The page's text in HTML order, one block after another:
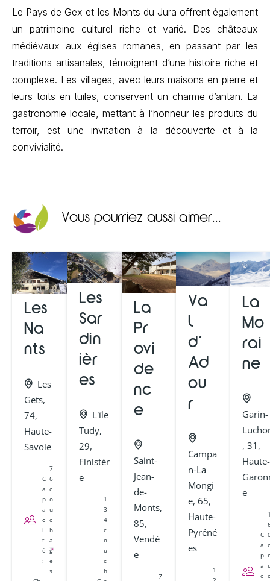
Le Pays de Gex et les Monts du Jura offrent également
un patrimoine culturel riche et varié. Des châteaux
médiévaux aux églises romanes, en passant par les
traditions artisanales, témoignent d’une histoire riche et
complexe. Les villages, avec leurs maisons en pierre et
leurs toits en tuiles, conservent un charme d’antan. La
gastronomie locale, mettant à l’honneur les produits du
terroir, est une invitation à la découverte et à la
convivialité.
Vous pourriez aussi aimer...
Les
Na
nts
Les
Gets,
74,
Haute-
Savoie
C
a
p
a
c
i
t
é
:
7
6
c
o
u
c
h
a
g
e
s
Les
Sar
din
ièr
es
L'île
Tudy,
29,
Finistèr
e
1
3
4
c
o
u
c
h
La
Pr
ovi
de
nc
e
Saint-
Jean-
de-
Monts,
85,
Vendé
e
7
Va
l
d’
Ad
ou
r
Campa
n-La
Mongi
e, 65,
Haute-
Pyréné
es
1
La
Mo
rai
ne
Garin-
, 31,
Haute-
e
C
a
p
a
c